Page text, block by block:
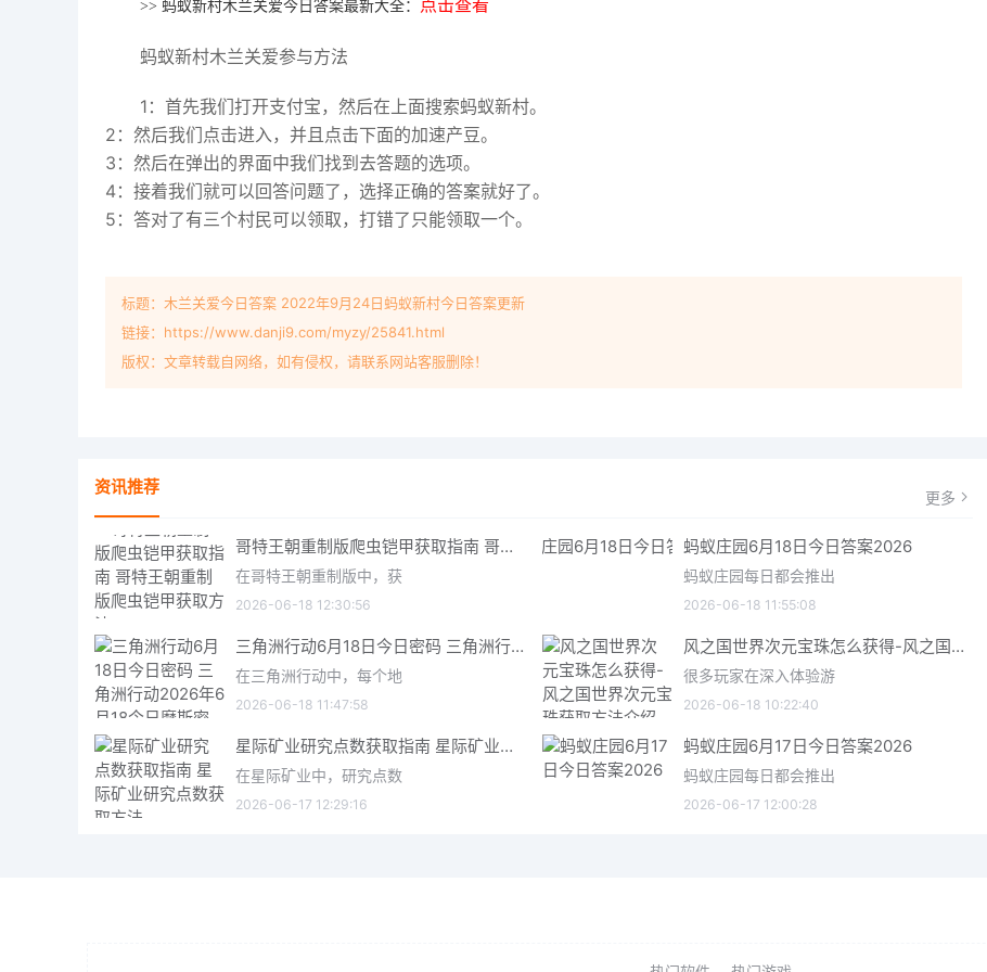
>> 蚂蚁新村木兰关爱今日答案最新大全： 点击查看
蚂蚁新村木兰关爱参与方法
1：首先我们打开支付宝，然后在上面搜索蚂蚁新村。
2：然后我们点击进入，并且点击下面的加速产豆。
3：然后在弹出的界面中我们找到去答题的选项。
4：接着我们就可以回答问题了，选择正确的答案就好了。
5：答对了有三个村民可以领取，打错了只能领取一个。
标题：木兰关爱今日答案 2022年9月24日蚂蚁新村今日答案更新
链接：https://www.danji9.com/myzy/25841.html
版权：文章转载自网络，如有侵权，请联系网站客服删除！
资讯推荐 更多
哥特王朝重制版爬虫铠甲获取指南 哥特王朝重制版爬虫铠甲获取方法
在哥特王朝重制版中，获
2026-06-18 12:30:56
蚂蚁庄园6月18日今日答案2026
蚂蚁庄园每日都会推出
2026-06-18 11:55:08
三角洲行动6月18日今日密码 三角洲行动2026年6月18今日摩斯密码分享
在三角洲行动中，每个地
2026-06-18 11:47:58
风之国世界次元宝珠怎么获得-风之国世界次元宝珠获取方法介绍
很多玩家在深入体验游
2026-06-18 10:22:40
星际矿业研究点数获取指南 星际矿业研究点数获取方法
在星际矿业中，研究点数
2026-06-17 12:29:16
蚂蚁庄园6月17日今日答案2026
蚂蚁庄园每日都会推出
2026-06-17 12:00:28